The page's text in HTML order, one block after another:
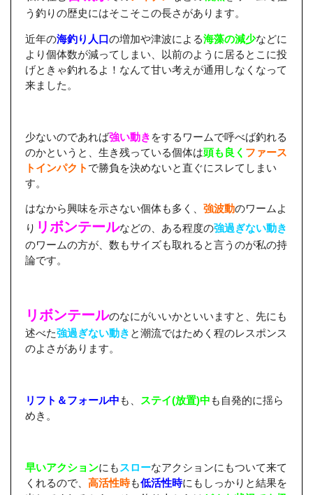
う釣りの歴史にはそこそこの長さがあります。
近年の海釣り人口の増加や津波による海藻の減少などに
より個体数が減ってしまい、以前のように居るとこに投
げときゃ釣れるよ！なんて甘い考えが通用しなくなって
来ました。
少ないのであれば強い動き をするワームで呼べば釣れる
のかというと、生き残っている個体は頭も良く ファース
トインパクト で勝負を決めないと直ぐにスレてしまい
す。
はなから興味を示さない個体も多く、 強波動のワームよ
り リボンテールなどの、ある程度の強過ぎない動き
のワームの方が、数もサイズも取れると言うのが私の持
論です。
リボンテールのなにがいいかといいますと、先にも
述べた強過ぎない動き と潮流ではためく程のレスポンス
のよさがあります。
リフト＆フォール中 も、 ステイ(放置)中 も自発的に揺ら
めき。
早いアクションにも スローなアクションにもついて来て
くれるので、 高活性時も低活性時にもしっかりと結果を